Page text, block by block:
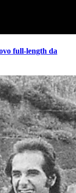
full-length da